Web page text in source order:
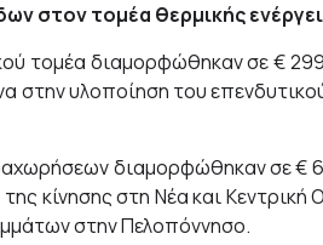
στον τομέα θερμικής
τομέα διαμορφώθηκαν σε €
στην υλοποίηση του
διαμορφώθηκαν σε €
κίνησης στη Νέα και
στην Πελοπόννησο.